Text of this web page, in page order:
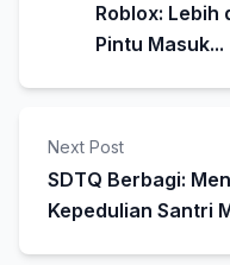
Roblox: Lebih
Pintu Masuk...
Next Post
SDTQ Berbagi:
Kepedulian Santri